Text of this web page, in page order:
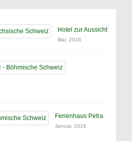
Hotel zur Aussicht
Mai, 2016
Ferienhaus Petra
Januar, 2016